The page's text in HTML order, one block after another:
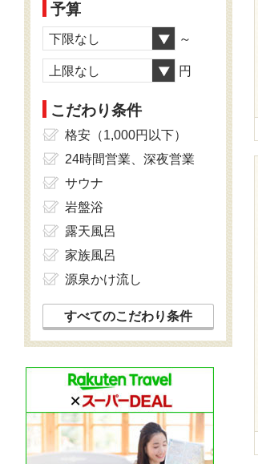
予算
下限なし ～
上限なし 円
こだわり条件
格安（1,000円以下）
24時間営業、深夜営業
サウナ
岩盤浴
露天風呂
家族風呂
源泉かけ流し
すべてのこだわり条件